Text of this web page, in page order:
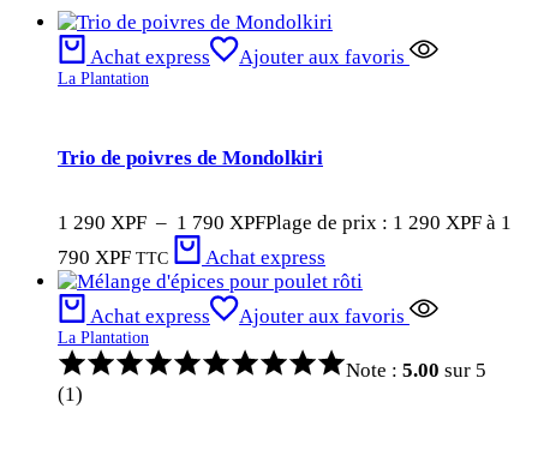
Achat express Ajouter aux favoris
La Plantation
Trio de poivres de Mondolkiri
1 290 XPF – 1 790 XPFPlage de prix : 1 290 XPF à 1
790 XPF TTC Achat express
Achat express Ajouter aux favoris
La Plantation
Note : 5.00 sur 5
(1)